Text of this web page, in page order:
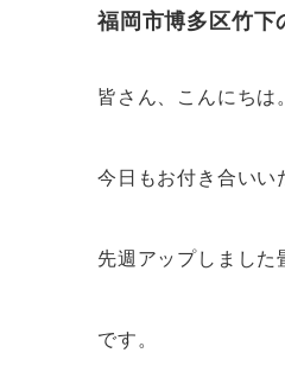
福岡市博多区竹下
皆さん、こんにちは。
今日もお付き合いい
先週アップしました
です。